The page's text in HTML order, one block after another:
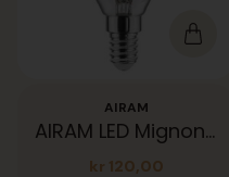
AIRAM
AIRAM LED Mignon FLM E14 827 4,5W 470lm DIM
kr 120,00